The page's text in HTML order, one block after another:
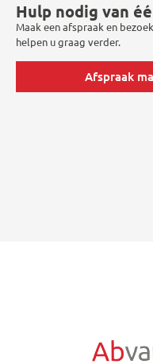
Hulp nodig van
Maak een afspraak en
helpen u graag verder.
Afspraak